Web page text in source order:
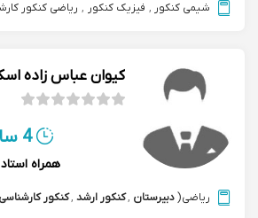
شیمی کنکور , فیزیک کنکور , ریاضی کنکور
کیوان عباس زاده
4 سال
همراه
ریاضی(دبیرستان ,کنکور ارشد ,کنکور کارشناسی